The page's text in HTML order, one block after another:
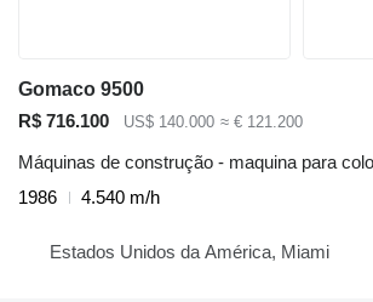
Gomaco 9500
R$ 716.100
US$ 140.000 ≈ € 121.200
Máquinas de construção - maquina para
1986
4.540 m/h
Estados Unidos da América, Miami